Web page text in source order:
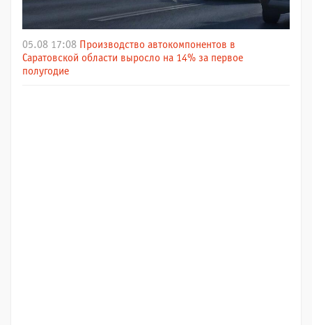
05.08 17:08 Производство автокомпонентов в
Саратовской области выросло на 14% за первое
полугодие